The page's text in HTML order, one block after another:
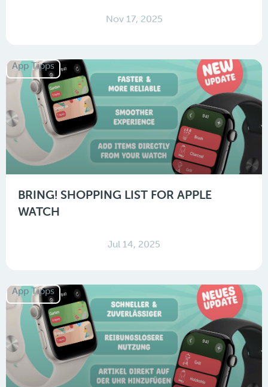
Nov 17, 2025
App Tipps
BRING! SHOPPING LIST FOR APPLE
WATCH
Jul 14, 2025
App Tipps